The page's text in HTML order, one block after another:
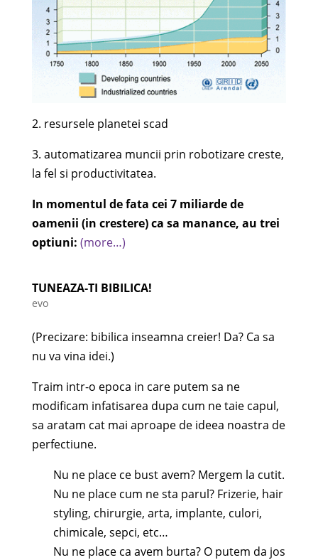
2. resursele planetei scad
3. automatizarea muncii prin robotizare creste,
la fel si productivitatea.
In momentul de fata cei 7 miliarde de
oamenii (in crestere) ca sa manance, au trei
optiuni: (more…)
TUNEAZA-TI BIBILICA!
evo
(Precizare: bibilica inseamna creier! Da? Ca sa
nu va vina idei.)
Traim intr-o epoca in care putem sa ne
modificam infatisarea dupa cum ne taie capul,
sa aratam cat mai aproape de ideea noastra de
perfectiune.
Nu ne place ce bust avem? Mergem la cutit.
Nu ne place cum ne sta parul? Frizerie, hair
styling, chirurgie, arta, implante, culori,
chimicale, sepci, etc…
Nu ne place ca avem burta? O putem da jos